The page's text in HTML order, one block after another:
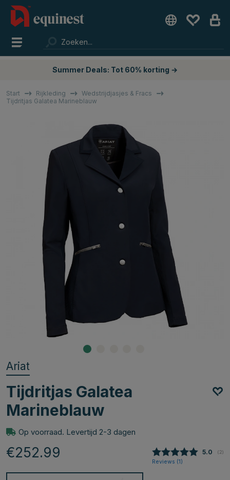
Summer Deals: Tot 60% korting →
Start Rijkleding
Wedstrijdjasjes & Fracs
Tijdritjas Galatea Marineblauw
Ariat
Tijdritjas Galatea
Marineblauw
Op voorraad. Levertijd 2-3 dagen
€252.99 5.0 (2)
Reviews (1)